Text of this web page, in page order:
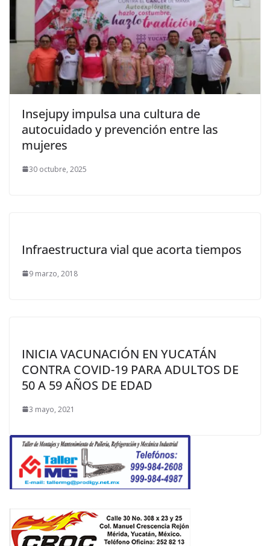
Insejupy impulsa una cultura de
autocuidado y prevención entre las
mujeres
30 octubre, 2025
Infraestructura vial que acorta tiempos
9 marzo, 2018
INICIA VACUNACIÓN EN YUCATÁN
CONTRA COVID-19 PARA ADULTOS DE
50 A 59 AÑOS DE EDAD
3 mayo, 2021